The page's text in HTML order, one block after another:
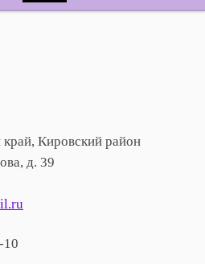
край, Кировский район
д. 39
10